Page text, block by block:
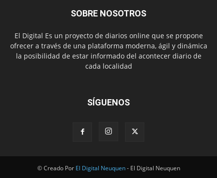
SOBRE NOSOTROS
El Digital Es un proyecto de diarios online que se propone
ofrecer a través de una plataforma moderna, ágil y dinámica
la posibilidad de estar informado del acontecer diario de
cada localidad
SÍGUENOS
© Creado Por El Digital Neuquen- El Digital Neuquen